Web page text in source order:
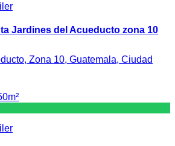
Jardines del Acueducto zona 10
Zona 10, Guatemala, Ciudad
m²